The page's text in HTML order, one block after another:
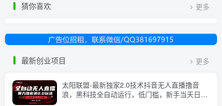
猜你喜欢 更多
最新创业项目 更多
太阳联盟-最新独家2.0技术抖音无人直播撸音
浪，黑科技全自动运行，低门槛，新手当天日入